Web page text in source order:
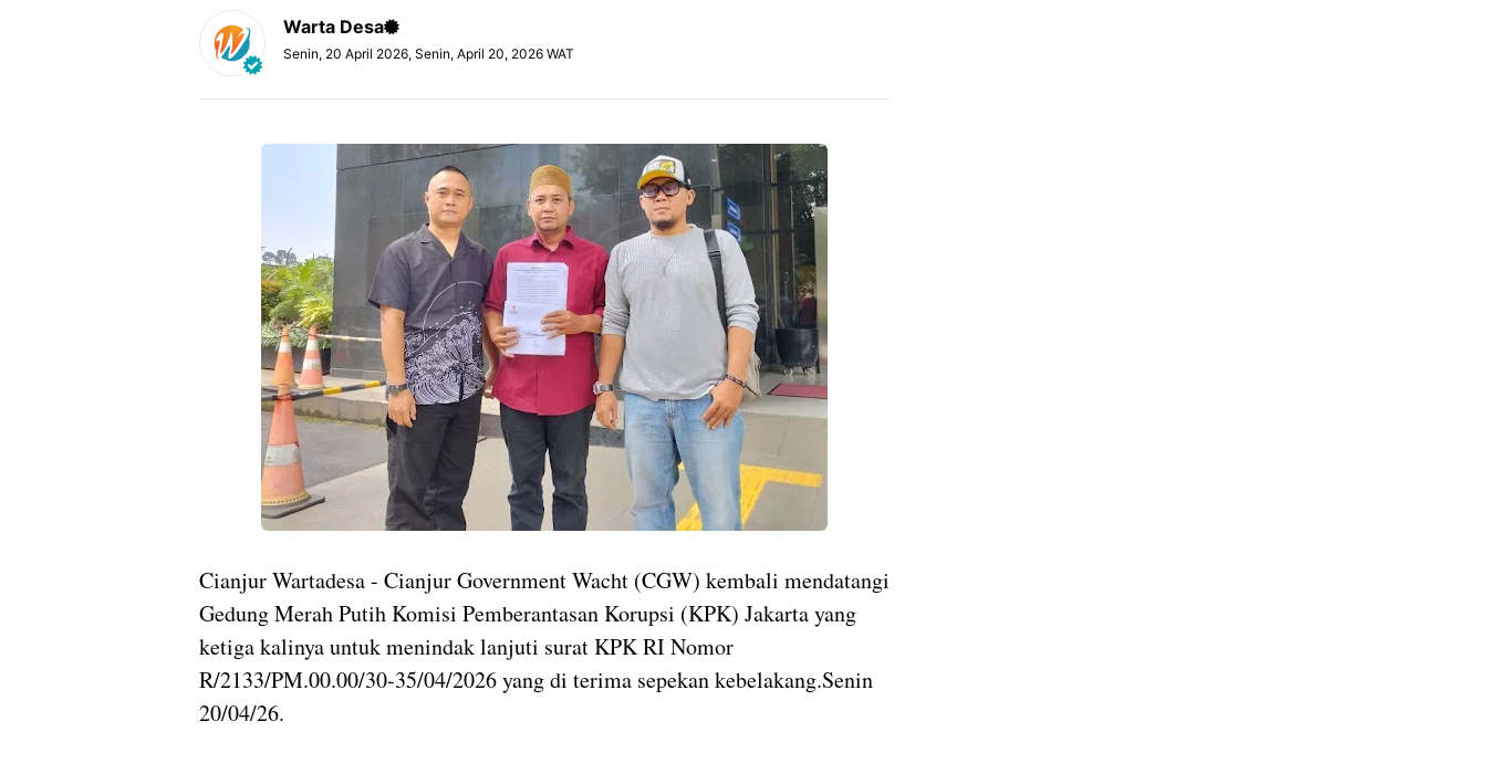
Warta Desa
Senin, 20 April 2026, Senin, April 20, 2026 WAT
Cianjur Wartadesa - Cianjur Government Wacht (CGW) kembali mendatangi
Gedung Merah Putih Komisi Pemberantasan Korupsi (KPK) Jakarta yang
ketiga kalinya untuk menindak lanjuti surat KPK RI Nomor
R/2133/PM.00.00/30-35/04/2026 yang di terima sepekan kebelakang.Senin
20/04/26.